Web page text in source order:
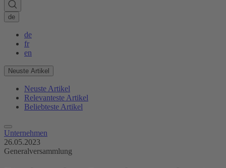
de
de
fr
en
Neuste Artikel
Neuste Artikel
Relevanteste Artikel
Beliebteste Artikel
Unternehmen
26.05.2023
Generalversammlung